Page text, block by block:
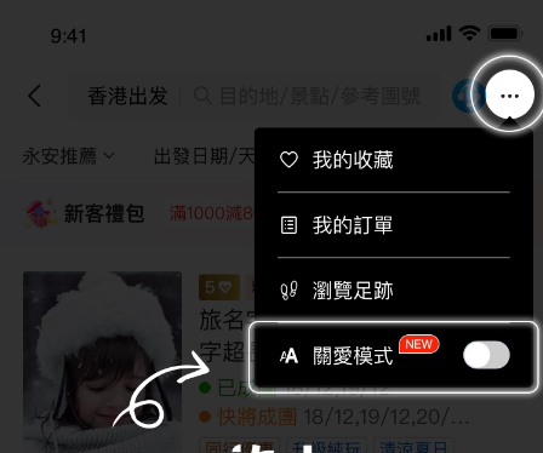
下載
永安推薦 出發日期/天數 途徑景點
新客禮包 每位即減220 每位即減160 每位即減120
LUUIT16EL
南美洲三國 巴西、秘魯、阿根廷16天精選
之旅 /乘登山火車遊覽馬丘比丘古城/乘坐
小型觀光飛機，鳥瞰納斯卡神秘線條/住宿
於伊瓜蘇大瀑布區內酒店，遊覽巴西境內
瀑布園區，河、陸、空不同角度暢玩【優
遊全包】
快將成團 23/11
全包價
無購物
HKD 119,999 HKD 99,999
限額優惠
已減